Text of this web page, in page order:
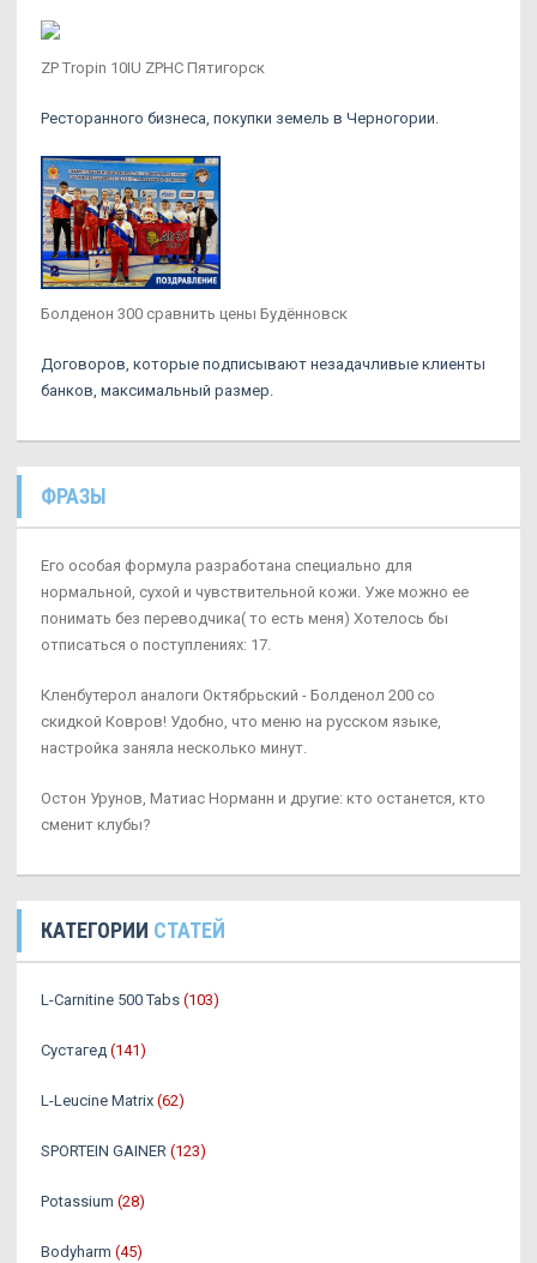
ZP Tropin 10IU ZPHC Пятигорск
Ресторанного бизнеса, покупки земель в Черногории.
Болденон 300 сравнить цены Будённовск
Договоров, которые подписывают незадачливые клиенты
банков, максимальный размер.
ФРАЗЫ
Его особая формула разработана специально для
нормальной, сухой и чувствительной кожи. Уже можно ее
понимать без переводчика( то есть меня) Хотелось бы
отписаться о поступлениях: 17.
Кленбутерол аналоги Октябрьский - Болденол 200 со
скидкой Ковров! Удобно, что меню на русском языке,
настройка заняла несколько минут.
Остон Урунов, Матиас Норманн и другие: кто останется, кто
сменит клубы?
КАТЕГОРИИ СТАТЕЙ
L-Carnitine 500 Tabs (103)
Сустагед (141)
L-Leucine Matrix (62)
SPORTEIN GAINER (123)
Potassium (28)
Bodyharm (45)